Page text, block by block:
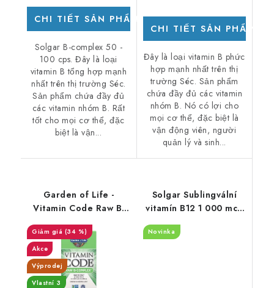
CHI TIẾT SẢN PHẨM
Solgar B-complex 50 -
100 cps. Đây là loại
vitamin B tổng hợp mạnh
nhất trên thị trường Séc.
Sản phẩm chứa đầy đủ
các vitamin nhóm B. Rất
tốt cho mọi cơ thể, đặc
biệt là vận...
CHI TIẾT SẢN PHẨM
Đây là loại vitamin B phức
hợp mạnh nhất trên thị
trường Séc. Sản phẩm
chứa đầy đủ các vitamin
nhóm B. Nó có lợi cho
mọi cơ thể, đặc biệt là
vận động viên, người
quản lý và sinh...
Garden of Life -
Vitamin Code Raw B-
nang thuần chay
(34 %)
Akce
Výprodej
Vlastní 3
Solgar Sublingvální
vitamín B12 1 000 mcg
Novinka